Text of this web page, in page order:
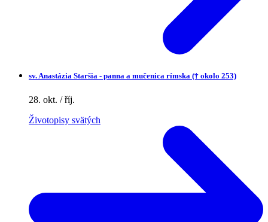
sv.Anastázia Staršia - panna a mučenica rímska († okolo 253)
28. okt. / říj.
Životopisy svätých